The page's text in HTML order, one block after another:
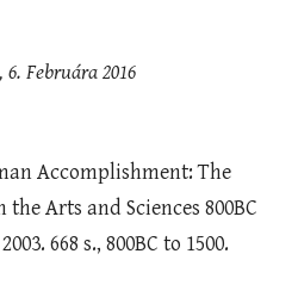
Februára 2016
Accomplishment: The
Arts and Sciences 800BC
668 s., 800BC to 1500.